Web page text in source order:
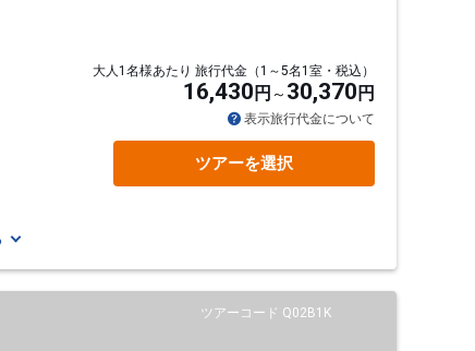
大人1名様あたり 旅行代金（1～5名1室・税込）
16,430 円 30,370 円
表示旅行代金について
ツアーを選択
ツアーコード Q02B1K